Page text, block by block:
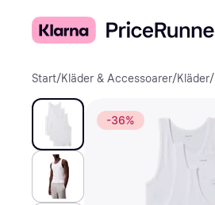
Start/Kläder & Accessoarer/Kläder/
-36%